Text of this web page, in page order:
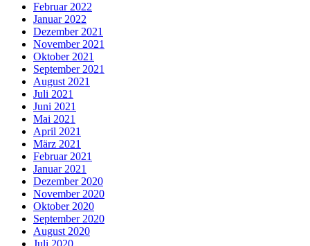
Februar 2022
Januar 2022
Dezember 2021
November 2021
Oktober 2021
September 2021
August 2021
Juli 2021
Juni 2021
Mai 2021
April 2021
März 2021
Februar 2021
Januar 2021
Dezember 2020
November 2020
Oktober 2020
September 2020
August 2020